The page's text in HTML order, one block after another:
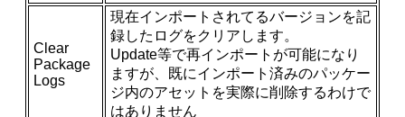
Clear
Package
Logs
現在インポートされてるバージョンを記
録したログをクリアします。
Update等で再インポートが可能になり
ますが、既にインポート済みのパッケー
ジ内のアセットを実際に削除するわけで
はありません